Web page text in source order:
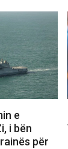
e
i bën
për